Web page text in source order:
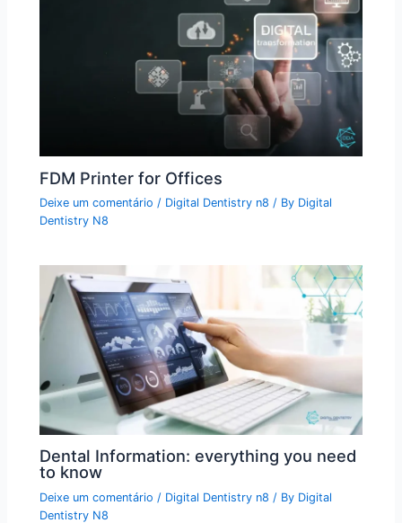
FDM Printer for Offices
Deixe um comentário / Digital Dentistry n8 / By Digital
Dentistry N8
Dental Information: everything you need
to know
Deixe um comentário / Digital Dentistry n8 / By Digital
Dentistry N8